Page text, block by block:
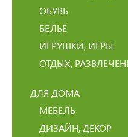
ОБУВЬ
БЕЛЬЕ
ИГРУШКИ, ИГРЫ
ОТДЫХ,
ДЛЯ ДОМА
МЕБЕЛЬ
ДИЗАЙН, ДЕКОР